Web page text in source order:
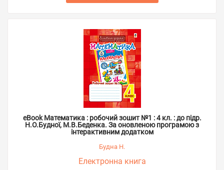
eBook Математика : робочий зошит №1 : 4 кл. : до підр.
Н.О.Будної, М.В.Беденка. За оновленою програмою з
інтерактивним додатком
Будна Н.
Електронна книга